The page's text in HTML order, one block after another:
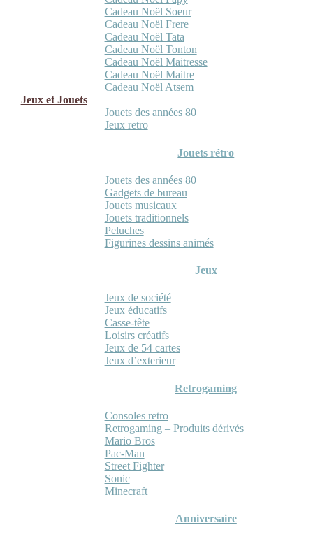
Cadeau Noël Soeur
Cadeau Noël Frere
Cadeau Noël Tata
Cadeau Noël Tonton
Cadeau Noël Maitresse
Cadeau Noël Maitre
Cadeau Noël Atsem
Jeux et Jouets
Jouets des années 80
Jeux retro
Jouets rétro
Jouets des années 80
Gadgets de bureau
Jouets musicaux
Jouets traditionnels
Peluches
Figurines dessins animés
Jeux
Jeux de société
Jeux éducatifs
Casse-tête
Loisirs créatifs
Jeux de 54 cartes
Jeux d’exterieur
Retrogaming
Consoles retro
Retrogaming – Produits dérivés
Mario Bros
Pac-Man
Street Fighter
Sonic
Minecraft
Anniversaire